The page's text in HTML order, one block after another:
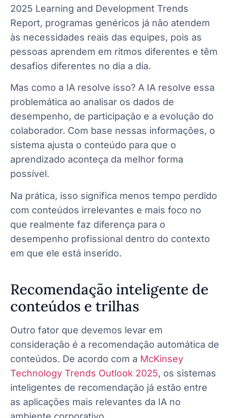
2025 Learning and Development Trends
Report, programas genéricos já não atendem
às necessidades reais das equipes, pois as
pessoas aprendem em ritmos diferentes e têm
desafios diferentes no dia a dia.
Mas como a IA resolve isso? A IA resolve essa
problemática ao analisar os dados de
desempenho, de participação e a evolução do
colaborador. Com base nessas informações, o
sistema ajusta o conteúdo para que o
aprendizado aconteça da melhor forma
possível.
Na prática, isso significa menos tempo perdido
com conteúdos irrelevantes e mais foco no
que realmente faz diferença para o
desempenho profissional dentro do contexto
em que ele está inserido.
Recomendação inteligente de
conteúdos e trilhas
Outro fator que devemos levar em
consideração é a recomendação automática de
conteúdos. De acordo com a McKinsey
Technology Trends Outlook 2025, os sistemas
inteligentes de recomendação já estão entre
as aplicações mais relevantes da IA no